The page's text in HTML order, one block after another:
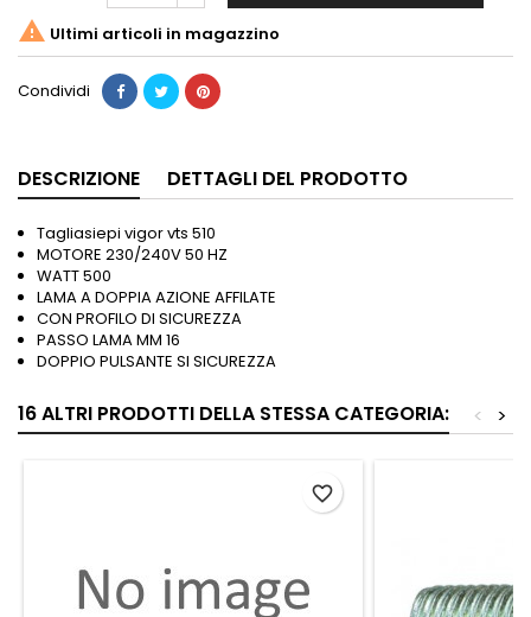
 Ultimi articoli in magazzino
Condividi
DESCRIZIONE DETTAGLI DEL PRODOTTO
Tagliasiepi vigor vts 510
MOTORE 230/240V 50 HZ
WATT 500
LAMA A DOPPIA AZIONE AFFILATE
CON PROFILO DI SICUREZZA
PASSO LAMA MM 16
DOPPIO PULSANTE SI SICUREZZA
16 ALTRI PRODOTTI DELLA STESSA CATEGORIA: >
<
favorite_border